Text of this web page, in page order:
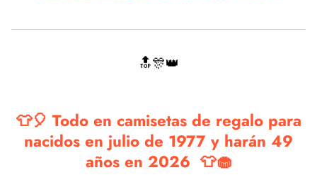
🔝🎊👑
👕🎈 Todo en camisetas de regalo para
nacidos en julio de 1977 y harán 49
años en 2026 👕🧁